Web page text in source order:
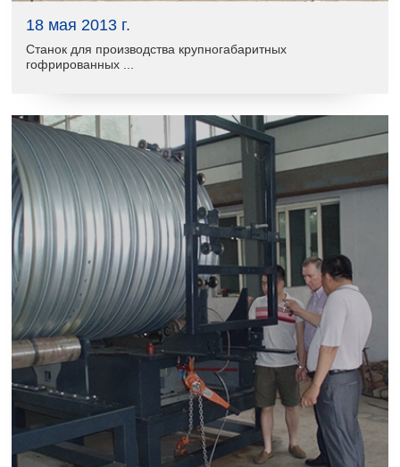
18 мая 2013 г.
Станок для производства крупногабаритных
гофрированных ...